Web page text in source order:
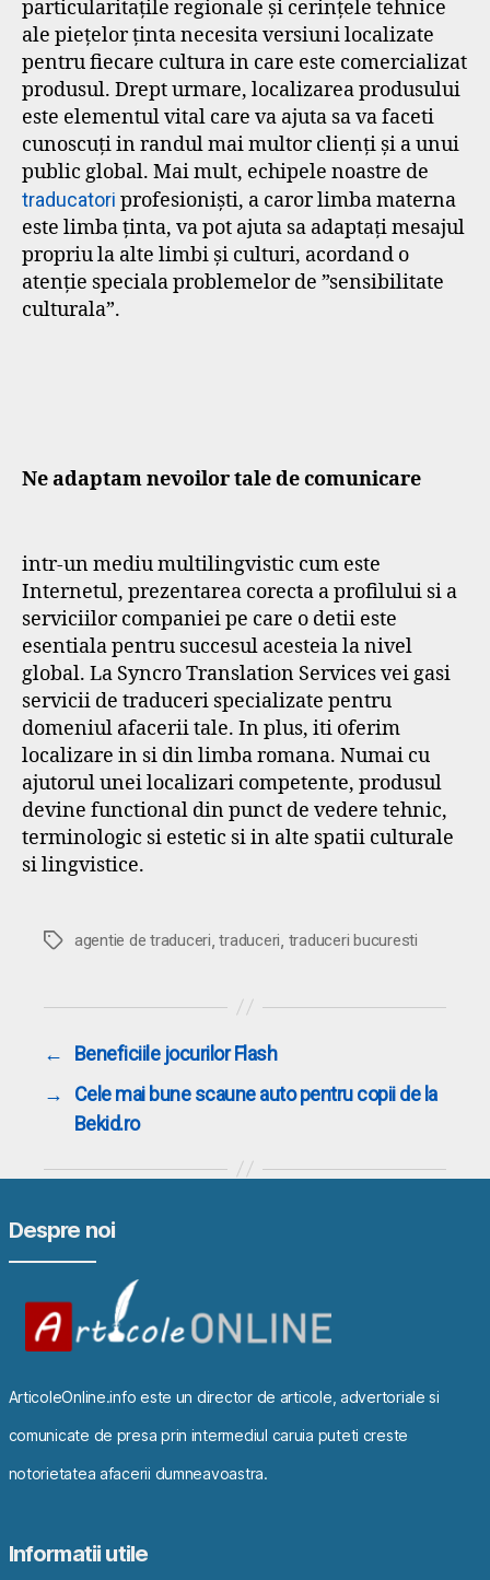
particularitaţile regionale şi cerinţele tehnice
ale pieţelor ţinta necesita versiuni localizate
pentru fiecare cultura in care este comercializat
produsul. Drept urmare, localizarea produsului
este elementul vital care va ajuta sa va faceti
cunoscuţi in randul mai multor clienţi şi a unui
public global. Mai mult, echipele noastre de
traducatori profesionişti, a caror limba materna
este limba ţinta, va pot ajuta sa adaptaţi mesajul
propriu la alte limbi şi culturi, acordand o
atenţie speciala problemelor de ”sensibilitate
culturala”.
Ne adaptam nevoilor tale de comunicare
intr-un mediu multilingvistic cum este
Internetul, prezentarea corecta a profilului si a
serviciilor companiei pe care o detii este
esentiala pentru succesul acesteia la nivel
global. La Syncro Translation Services vei gasi
servicii de traduceri specializate pentru
domeniul afacerii tale. In plus, iti oferim
localizare in si din limba romana. Numai cu
ajutorul unei localizari competente, produsul
devine functional din punct de vedere tehnic,
terminologic si estetic si in alte spatii culturale
si lingvistice.
Eticheteagentie de traduceri ,traduceri traduceri bucuresti
←
Beneficiile jocurilor Flash
→
Cele mai bune scaune auto pentru copii de la
Bekid.ro
Despre noi
ArticoleOnline.info este un director de articole, advertoriale si
comunicate de presa prin intermediul caruia puteti creste
notorietatea afacerii dumneavoastra.
Informatii utile